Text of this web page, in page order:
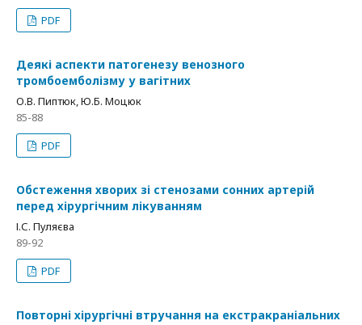
PDF
Деякі аспекти патогенезу венозного
тромбоемболізму у вагітних
О.В. Пиптюк, Ю.Б. Моцюк
85-88
PDF
Обстеження хворих зі стенозами сонних артерій
перед хірургічним лікуванням
І.С. Пуляєва
89-92
PDF
Повторні хірургічні втручання на екстракраніальних